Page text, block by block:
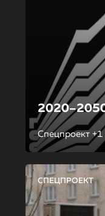
Спецпроект +1
СПЕЦПРОЕКТ